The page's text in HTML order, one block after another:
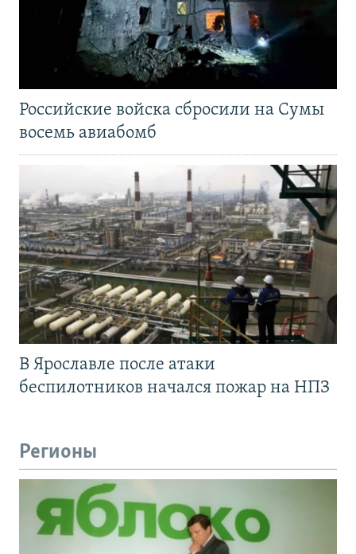
Российские войска сбросили на Сумы
восемь авиабомб
В Ярославле после атаки
беспилотников начался пожар на НПЗ
Регионы